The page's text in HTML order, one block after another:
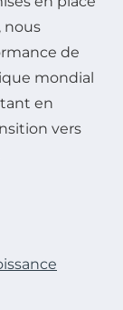
nous
de
mondial
en
vers